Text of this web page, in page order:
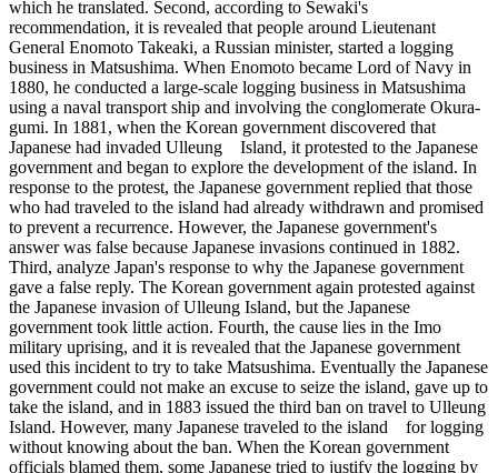
which he translated. Second, according to Sewaki's
recommendation, it is revealed that people around Lieutenant
General Enomoto Takeaki, a Russian minister, started a logging
business in Matsushima. When Enomoto became Lord of Navy in
1880, he conducted a large-scale logging business in Matsushima
using a naval transport ship and involving the conglomerate Okura-
gumi. In 1881, when the Korean government discovered that
Japanese had invaded Ulleung Island, it protested to the Japanese
government and began to explore the development of the island. In
response to the protest, the Japanese government replied that those
who had traveled to the island had already withdrawn and promised
to prevent a recurrence. However, the Japanese government's
answer was false because Japanese invasions continued in 1882.
Third, analyze Japan's response to why the Japanese government
gave a false reply. The Korean government again protested against
the Japanese invasion of Ulleung Island, but the Japanese
government took little action. Fourth, the cause lies in the Imo
military uprising, and it is revealed that the Japanese government
used this incident to try to take Matsushima. Eventually the Japanese
government could not make an excuse to seize the island, gave up to
take the island, and in 1883 issued the third ban on travel to Ulleung
Island. However, many Japanese traveled to the island for logging
without knowing about the ban. When the Korean government
officials blamed them, some Japanese tried to justify the logging by